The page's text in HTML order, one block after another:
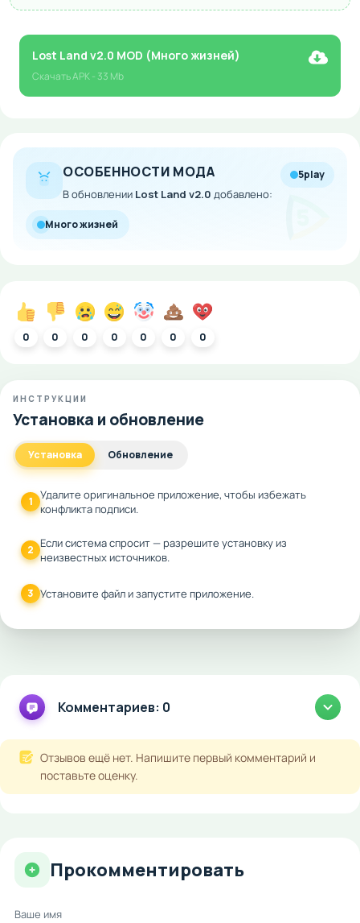
Lost Land v2.0 MOD (Много жизней)
СкачатьAPK- 33 Mb
ОСОБЕННОСТИ МОДА
В обновлении Lost Land v2.0 добавлено:
5play
Много жизней
0 0 0 0 0 0 0
ИНСТРУКЦИИ
Установка и обновление
Установка Обновление
1 Удалите оригинальное приложение, чтобы избежать
конфликта подписи.
2 Если система спросит — разрешите установку из
неизвестных источников.
3 Установите файл и запустите приложение.
Комментариев: 0
Отзывов ещё нет. Напишите первый комментарий и
поставьте оценку.
Прокомментировать
Ваше имя